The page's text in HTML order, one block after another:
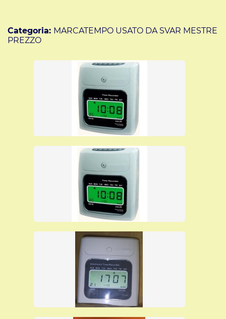
Per ulteriori informazioni su questo
orologio marcatempo usato, clicca
editorcms/file/
Categoria: MARCATEMPO USATO DA SVAR MESTRE
PREZZO